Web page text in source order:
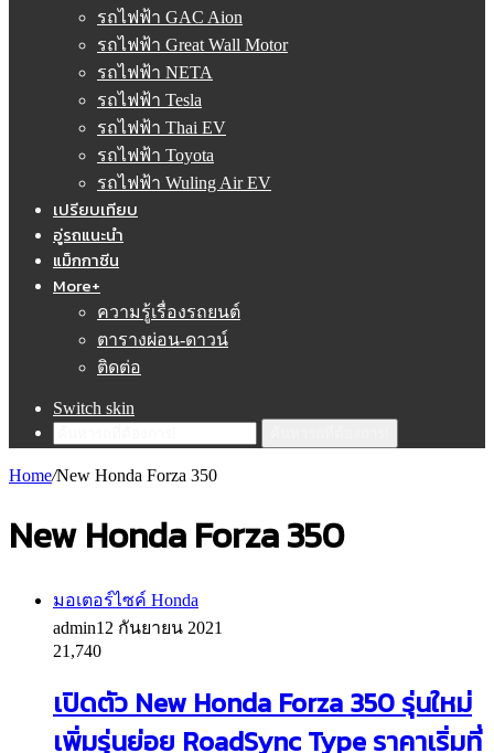
รถไฟฟ้า GAC Aion
รถไฟฟ้า Great Wall Motor
รถไฟฟ้า NETA
รถไฟฟ้า Tesla
รถไฟฟ้า Thai EV
รถไฟฟ้า Toyota
รถไฟฟ้า Wuling Air EV
เปรียบเทียบ
อู่รถแนะนำ
แม็กกาซีน
More+
ความรู้เรื่องรถยนต์
ตารางผ่อน-ดาวน์
ติดต่อ
Switch skin
Home/New Honda Forza 350
New Honda Forza 350
มอเตอร์ไซค์ Honda
admin12 กันยายน 2021
21,740
เปิดตัว New Honda Forza 350 รุ่นใหม่
เพิ่มรุ่นย่อย RoadSync Type ราคาเริ่มที่